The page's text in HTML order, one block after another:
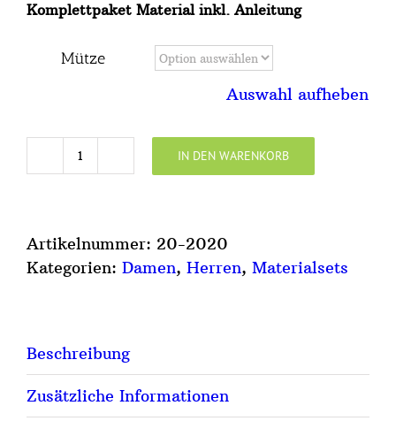
Komplettpaket Material inkl. Anleitung
Mütze
Auswahl aufheben
Modell
Superweiche
Mütze
IHN
Menge
IN DEN WARENKORB
Artikelnummer: 20-2020
Kategorien: Damen, Herren, Materialsets
Beschreibung
Zusätzliche Informationen